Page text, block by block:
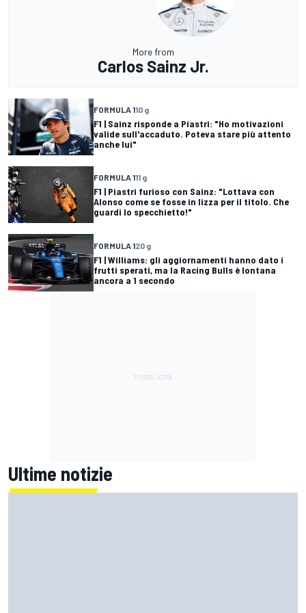
More from
Carlos Sainz Jr.
FORMULA 110 g
F1 | Sainz risponde a Piastri: "Ho motivazioni
valide sull'accaduto. Poteva stare più attento
anche lui"
FORMULA 111 g
F1 | Piastri furioso con Sainz: "Lottava con
Alonso come se fosse in lizza per il titolo. Che
guardi lo specchietto!"
FORMULA 120 g
F1 | Williams: gli aggiornamenti hanno dato i
frutti sperati, ma la Racing Bulls è lontana
ancora a 1 secondo
Ultime notizie